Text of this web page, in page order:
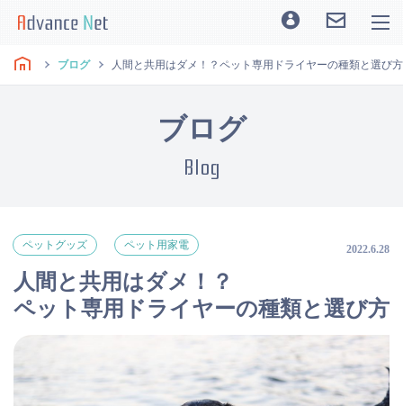
ブログ 人間と共用はダメ！？ペット専用ドライヤーの種類と選び方
ブログ
Blog
ペットグッズ ペット用家電 2022.6.28
人間と共用はダメ！？
ペット専用ドライヤーの種類と選び方